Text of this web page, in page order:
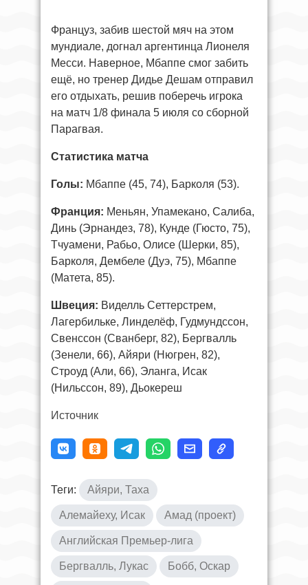
Француз, забив шестой мяч на этом
мундиале, догнал аргентинца Лионеля
Месси. Наверное, Мбаппе смог забить
ещё, но тренер Дидье Дешам отправил
его отдыхать, решив поберечь игрока
на матч 1/8 финала 5 июля со сборной
Парагвая.
Статистика матча
Голы: Мбаппе (45, 74), Барколя (53).
Франция: Меньян, Упамекано, Салиба,
Динь (Эрнандез, 78), Кунде (Гюсто, 75),
Тчуамени, Рабьо, Олисе (Шерки, 85),
Барколя, Дембеле (Дуэ, 75), Мбаппе
(Матета, 85).
Швеция: Виделль Сеттерстрем,
Лагербильке, Линделёф, Гудмундссон,
Свенссон (Сванберг, 82), Бергвалль
(Зенели, 66), Айяри (Нюгрен, 82),
Строуд (Али, 66), Эланга, Исак
(Нильссон, 89), Дьокереш
Источник
Теги: Айяри, Таха
Алемайеху, Исак Амад (проект)
Английская Премьер-лига
Бергвалль, Лукас Бобб, Оскар